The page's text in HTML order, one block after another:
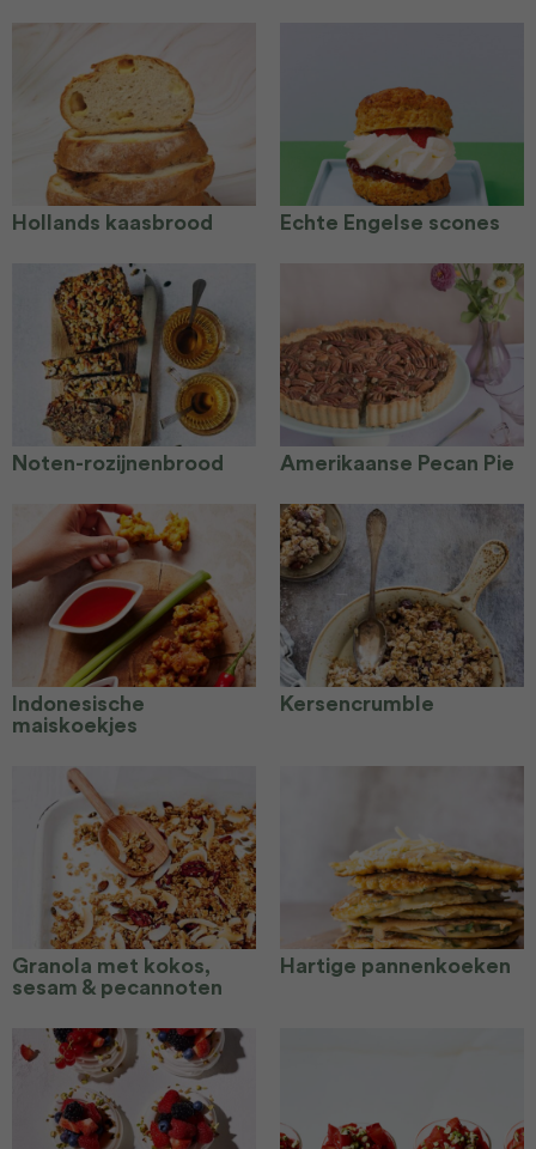
Hollands kaasbrood Echte Engelse scones
Noten-rozijnenbrood Amerikaanse Pecan Pie
Indonesische
maiskoekjes
Kersencrumble
Granola met kokos,
sesam & pecannoten
Hartige pannenkoeken